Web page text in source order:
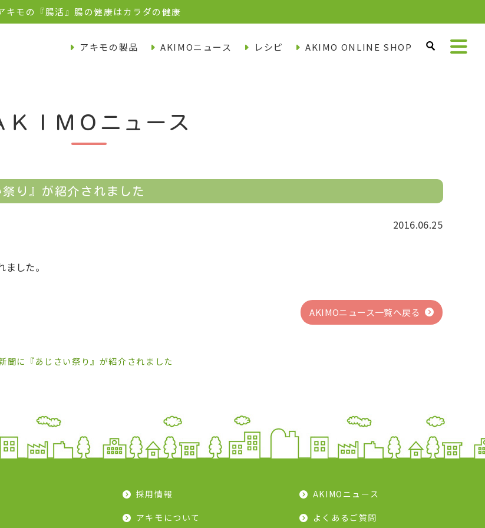
キモの『腸活』腸の健康はカラダの健康
アキモの製品 AKIMOニュース レシピ AKIMO ONLINE SHOP
ＫＩＭＯニュース
り』が紹介されました
2016.06.25
した。
AKIMOニュース一覧へ戻る
聞に『あじさい祭り』が紹介されました
採用情報
アキモについて
AKIMOニュース
よくあるご質問